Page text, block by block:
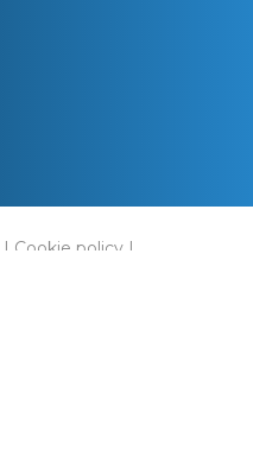
| Cookie policy |